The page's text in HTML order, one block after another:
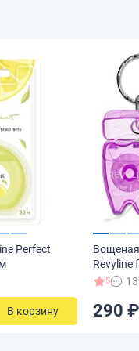
Perfect
В корзину
Revyline
5 13
290 ₽